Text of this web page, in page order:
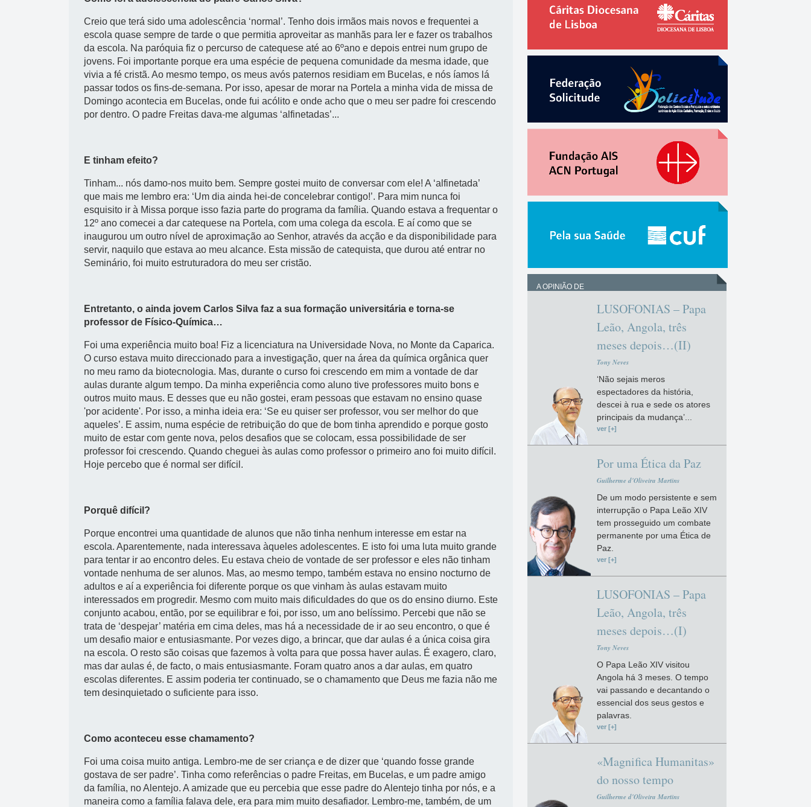
Creio que terá sido uma adolescência ‘normal’. Tenho dois irmãos mais novos e frequentei a
escola quase sempre de tarde o que permitia aproveitar as manhãs para ler e fazer os trabalhos
da escola. Na paróquia fiz o percurso de catequese até ao 6ºano e depois entrei num grupo de
jovens. Foi importante porque era uma espécie de pequena comunidade da mesma idade, que
vivia a fé cristã. Ao mesmo tempo, os meus avós paternos residiam em Bucelas, e nós íamos lá
passar todos os fins-de-semana. Por isso, apesar de morar na Portela a minha vida de missa de
Domingo acontecia em Bucelas, onde fui acólito e onde acho que o meu ser padre foi crescendo
por dentro. O padre Freitas dava-me algumas ‘alfinetadas’...
E tinham efeito?
Tinham... nós damo-nos muito bem. Sempre gostei muito de conversar com ele! A ‘alfinetada’
que mais me lembro era: ‘Um dia ainda hei-de concelebrar contigo!’. Para mim nunca foi
esquisito ir à Missa porque isso fazia parte do programa da família. Quando estava a frequentar o
12º ano comecei a dar catequese na Portela, com uma colega da escola. E aí como que se
inaugurou um outro nível de aproximação ao Senhor, através da acção e da disponibilidade para
servir, naquilo que estava ao meu alcance. Esta missão de catequista, que durou até entrar no
Seminário, foi muito estruturadora do meu ser cristão.
Entretanto, o ainda jovem Carlos Silva faz a sua formação universitária e torna-se
professor de Físico-Química…
Foi uma experiência muito boa! Fiz a licenciatura na Universidade Nova, no Monte da Caparica.
O curso estava muito direccionado para a investigação, quer na área da química orgânica quer
no meu ramo da biotecnologia. Mas, durante o curso foi crescendo em mim a vontade de dar
aulas durante algum tempo. Da minha experiência como aluno tive professores muito bons e
outros muito maus. E desses que eu não gostei, eram pessoas que estavam no ensino quase
'por acidente'. Por isso, a minha ideia era: ‘Se eu quiser ser professor, vou ser melhor do que
aqueles’. E assim, numa espécie de retribuição do que de bom tinha aprendido e porque gosto
muito de estar com gente nova, pelos desafios que se colocam, essa possibilidade de ser
professor foi crescendo. Quando cheguei às aulas como professor o primeiro ano foi muito difícil.
Hoje percebo que é normal ser difícil.
Porquê difícil?
Porque encontrei uma quantidade de alunos que não tinha nenhum interesse em estar na
escola. Aparentemente, nada interessava àqueles adolescentes. E isto foi uma luta muito grande
para tentar ir ao encontro deles. Eu estava cheio de vontade de ser professor e eles não tinham
vontade nenhuma de ser alunos. Mas, ao mesmo tempo, também estava no ensino nocturno de
adultos e aí a experiência foi diferente porque os que vinham às aulas estavam muito
interessados em progredir. Mesmo com muito mais dificuldades do que os do ensino diurno. Este
conjunto acabou, então, por se equilibrar e foi, por isso, um ano belíssimo. Percebi que não se
trata de ‘despejar’ matéria em cima deles, mas há a necessidade de ir ao seu encontro, o que é
um desafio maior e entusiasmante. Por vezes digo, a brincar, que dar aulas é a única coisa gira
na escola. O resto são coisas que fazemos à volta para que possa haver aulas. É exagero, claro,
mas dar aulas é, de facto, o mais entusiasmante. Foram quatro anos a dar aulas, em quatro
escolas diferentes. E assim poderia ter continuado, se o chamamento que Deus me fazia não me
tem desinquietado o suficiente para isso.
Como aconteceu esse chamamento?
Foi uma coisa muito antiga. Lembro-me de ser criança e de dizer que ‘quando fosse grande
gostava de ser padre’. Tinha como referências o padre Freitas, em Bucelas, e um padre amigo
da família, no Alentejo. A amizade que eu percebia que esse padre do Alentejo tinha por nós, e a
maneira como a família falava dele, era para mim muito desafiador. Lembro-me, também, de um
A OPINIÃO DE
LUSOFONIAS – Papa
Leão, Angola, três
meses depois…(II)
Tony Neves
‘Não sejais meros
espectadores da história,
descei à rua e sede os atores
principais da mudança’...
ver [+]
Por uma Ética da Paz
Guilherme d'Oliveira Martins
De um modo persistente e sem
interrupção o Papa Leão XIV
tem prosseguido um combate
permanente por uma Ética de
Paz.
ver [+]
LUSOFONIAS – Papa
Leão, Angola, três
meses depois…(I)
Tony Neves
O Papa Leão XIV visitou
Angola há 3 meses. O tempo
vai passando e decantando o
essencial dos seus gestos e
palavras.
ver [+]
«Magnifica Humanitas»
do nosso tempo
Guilherme d'Oliveira Martins